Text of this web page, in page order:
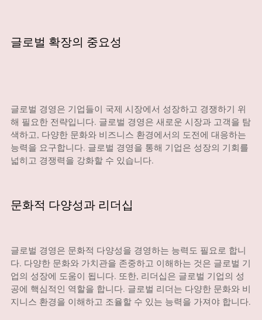
글로벌 확장의 중요성
글로벌 경영은 기업들이 국제 시장에서 성장하고 경쟁하기 위
해 필요한 전략입니다. 글로벌 경영은 새로운 시장과 고객을 탐
색하고, 다양한 문화와 비즈니스 환경에서의 도전에 대응하는
능력을 요구합니다. 글로벌 경영을 통해 기업은 성장의 기회를
넓히고 경쟁력을 강화할 수 있습니다.
문화적 다양성과 리더십
글로벌 경영은 문화적 다양성을 경영하는 능력도 필요로 합니
다. 다양한 문화와 가치관을 존중하고 이해하는 것은 글로벌 기
업의 성장에 도움이 됩니다. 또한, 리더십은 글로벌 기업의 성
공에 핵심적인 역할을 합니다. 글로벌 리더는 다양한 문화와 비
지니스 환경을 이해하고 조율할 수 있는 능력을 가져야 합니다.